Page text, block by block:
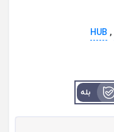
,
HUB
بله